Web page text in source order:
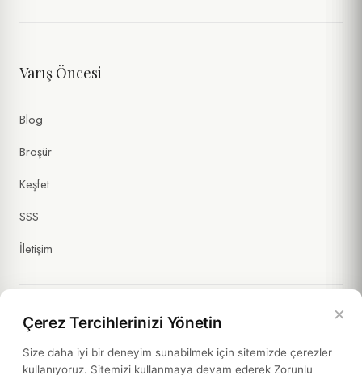
Kişisel verilerimin
Pazarlama Açık Rıza Metni
(İsteğe Bağlı)
Varış Öncesi
Blog
Broşür
Keşfet
SSS
İletişim
Yasal Bilgiler
×
Çerez Tercihlerinizi Yönetin
Size daha iyi bir deneyim sunabilmek için sitemizde çerezler
kullanıyoruz. Sitemizi kullanmaya devam ederek Zorunlu